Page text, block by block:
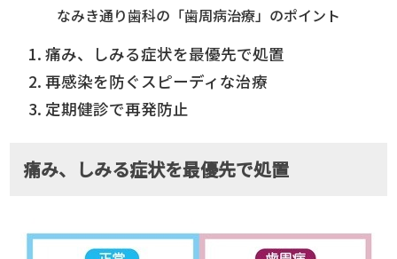
なみき通り歯科の「歯周病治療」のポイント
痛み、しみる症状を最優先で処置
再感染を防ぐスピーディな治療
定期健診で再発防止
痛み、しみる症状を最優先で処置